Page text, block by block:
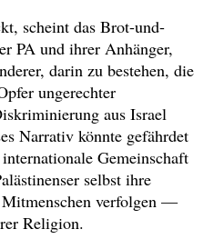
scheint das Brot-und-
PA und ihrer Anhänger,
darin zu bestehen, die
ungerechter
aus Israel
Narrativ könnte gefährdet
Gemeinschaft
selbst ihre
Mitmenschen verfolgen —
Religion.